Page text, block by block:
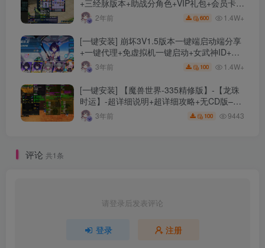
+三经脉版本+助战分角色+VIP礼包+会员卡
+剧情活动+视频搭建及其他修改资料
2年前 600 1.4W+
[一键安装] 崩坏3V1.5版本一键端启动端分享
+一键代理+免虚拟机一键启动+女武神ID+详
细指令+极简一键修改
3年前 100 1.4W+
[一键安装] 【魔兽世界-335精修版】-【龙珠
时运】-超详细说明+超详细攻略+无CD版–精
修版本-站长推荐+站长亲测
3年前 100 9443
评论 共1条
请登录后发表评论
登录 注册